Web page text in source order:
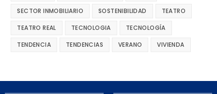
SECTOR INMOBILIARIO SOSTENIBILIDAD TEATRO
TEATRO REAL TECNOLOGIA TECNOLOGÍA
TENDENCIA TENDENCIAS VERANO VIVIENDA